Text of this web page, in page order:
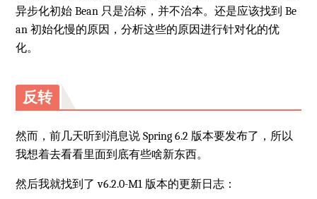
异步化初始 Bean 只是治标，并不治本。还是应该找到 Be
an 初始化慢的原因，分析这些的原因进行针对化的优
化。
反转
然而，前几天听到消息说 Spring 6.2 版本要发布了，所以
我想着去看看里面到底有些啥新东西。
然后我就找到了 v6.2.0-M1 版本的更新日志：